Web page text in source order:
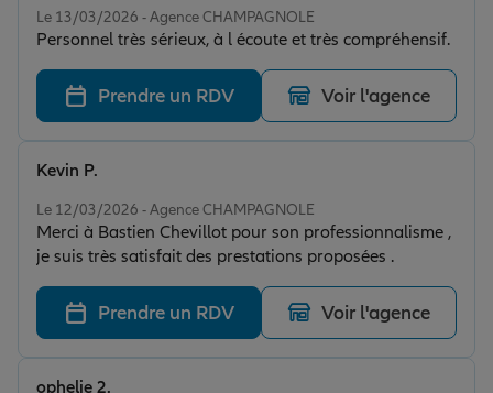
Le 13/03/2026 - Agence CHAMPAGNOLE
Personnel très sérieux, à l écoute et très compréhensif.
Prendre un RDV Voir l'agence
Le 12/03/2026 - Agence CHAMPAGNOLE
Merci à Bastien Chevillot pour son professionnalisme ,
je suis très satisfait des prestations proposées .
Kevin P.
Prendre un RDV Voir l'agence
ophelie 2.